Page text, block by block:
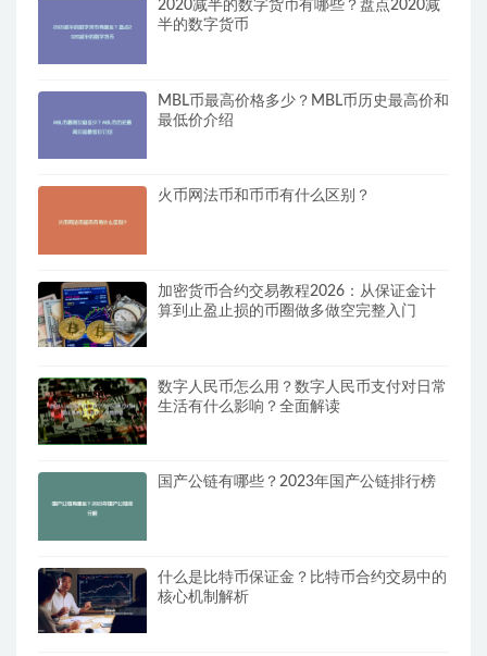
2020减半的数字货币有哪些？盘点2020减
半的数字货币
MBL币最高价格多少？MBL币历史最高价和
最低价介绍
火币网法币和币币有什么区别？
加密货币合约交易教程2026：从保证金计
算到止盈止损的币圈做多做空完整入门
数字人民币怎么用？数字人民币支付对日常
生活有什么影响？全面解读
国产公链有哪些？2023年国产公链排行榜
什么是比特币保证金？比特币合约交易中的
核心机制解析